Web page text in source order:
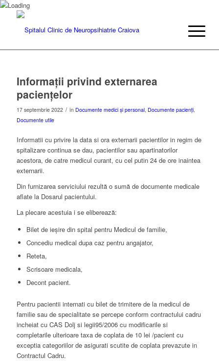
Informații privind externarea
paciențelor
17 septembrie 2022 / în Documente medici și personal, Documente pacienți,
Documente utile
Informatii cu privire la data si ora externarii pacientilor in regim de
spitalizare continua se dau, pacientilor sau apartinatorilor
acestora, de catre medicul curant, cu cel putin 24 de ore inaintea
externarii.
Din furnizarea serviciului rezultă o sumă de documente medicale
aflate la Dosarul pacientului.
La plecare acestuia i se eliberează:
Bilet de ieşire din spital pentru Medicul de familie,
Concediu medical dupa caz pentru angajator,
Reteta,
Scrisoare medicala,
Decont pacient.
Pentru pacientii internati cu bilet de trimitere de la medicul de
familie sau de specialitate se percepe conform contractului cadru
incheiat cu CAS Dolj si legii95/2006 cu modificarile si
completarile ulterioare taxa de coplata de 10 lei /pacient cu
exceptia categoriilor de asigurati scutite de coplata prevazute in
Contractul Cadru.